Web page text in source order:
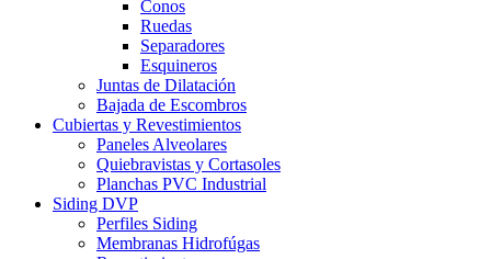
Conos
Ruedas
Separadores
Esquineros
Juntas de Dilatación
Bajada de Escombros
Cubiertas y Revestimientos
Paneles Alveolares
Quiebravistas y Cortasoles
Planchas PVC Industrial
Siding DVP
Perfiles Siding
Membranas Hidrofúgas